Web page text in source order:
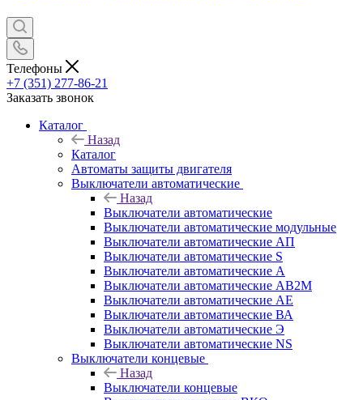
Телефоны
+7 (351) 277-86-21
Заказать звонок
Каталог
Назад
Каталог
Автоматы защиты двигателя
Выключатели автоматические
Назад
Выключатели автоматические
Выключатели автоматические модульные
Выключатели автоматические АП
Выключатели автоматические S
Выключатели автоматические А
Выключатели автоматические АВ2М
Выключатели автоматические АЕ
Выключатели автоматические ВА
Выключатели автоматические Э
Выключатели автоматические NS
Выключатели концевые
Назад
Выключатели концевые